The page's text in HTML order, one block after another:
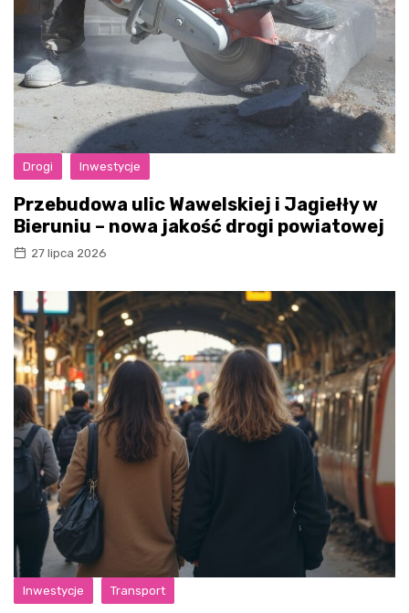
Drogi Inwestycje
Przebudowa ulic Wawelskiej i Jagiełły w
Bieruniu – nowa jakość drogi powiatowej
27 lipca 2026
Inwestycje Transport